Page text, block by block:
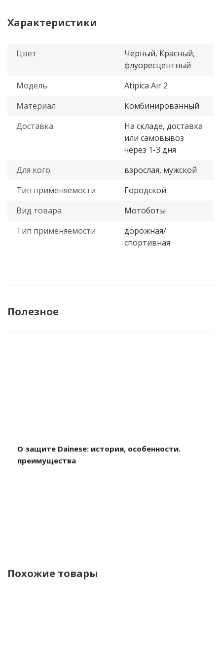
Характеристики
Цвет
Черный, Красный,
флуоресцентный
Модель
Atipica Air 2
Материал
Комбинированный
Доставка
На складе, доставка
или самовывоз
через 1-3 дня
Для кого
взрослая, мужской
Тип применяемости
Городской
Вид товара
Мотоботы
Тип применяемости
дорожная/
спортивная
Полезное
О защите Dainese: история, особенности.
преимущества
Похожие товары